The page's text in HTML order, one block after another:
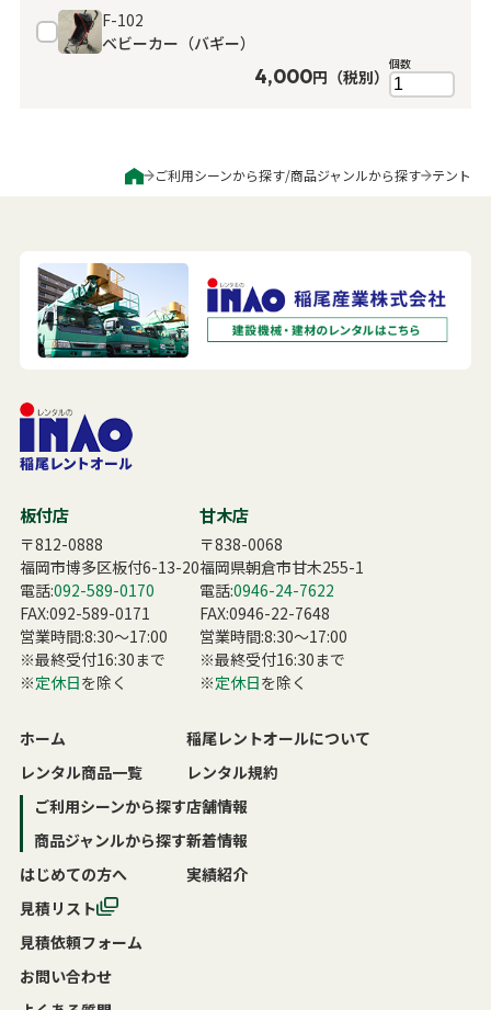
お問い合わせ
よくある質問
プライバシーポリシー
板付店 092-589-0170
受付時間: 8:30〜17:00（平日）
※最終受付16:30まで
甘木店 0946-24-7622
メールお問い合わせ
屋外イベント用品
神事・セレモニー用品
スポーツ
F-102
ベビーカー（バギー）
4,000円（税別）
個数
ご利用シーンから探す/商品ジャンルから探す テント
板付店
〒812-0888
福岡市博多区板付6-13-20
電話:092-589-0170
FAX:092-589-0171
営業時間:8:30〜17:00
※最終受付16:30まで
※定休日を除く
甘木店
〒838-0068
福岡県朝倉市甘木255-1
電話:0946-24-7622
FAX:0946-22-7648
営業時間:8:30〜17:00
※最終受付16:30まで
※定休日を除く
ホーム
レンタル商品一覧
ご利用シーンから探す
商品ジャンルから探す
はじめての方へ
稲尾レントオールについて
レンタル規約
店舗情報
新着情報
実績紹介
見積リスト
見積依頼フォーム
お問い合わせ